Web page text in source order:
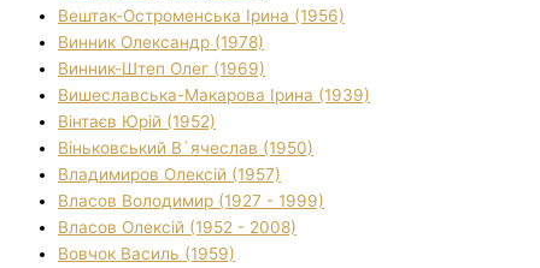
Вештак-Остроменська Ірина (1956)
Винник Олександр (1978)
Винник-Штеп Олег (1969)
Вишеславська-Макарова Ірина (1939)
Вінтаєв Юрій (1952)
Віньковський В`ячеслав (1950)
Владимиров Олексій (1957)
Власов Володимир (1927 - 1999)
Власов Олексій (1952 - 2008)
Вовчок Василь (1959)